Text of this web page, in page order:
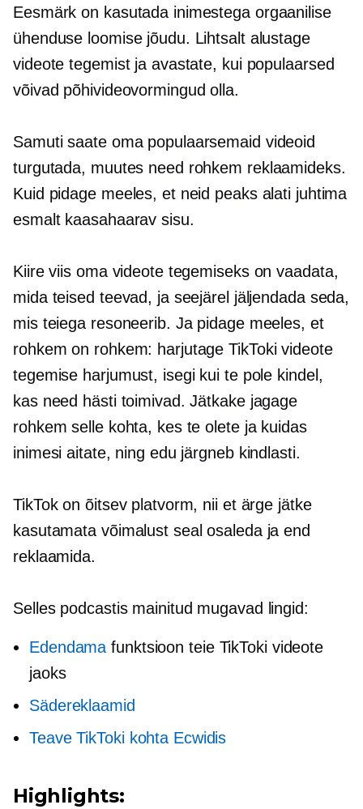
Eesmärk on kasutada inimestega orgaanilise
ühenduse loomise jõudu. Lihtsalt alustage
videote tegemist ja avastate, kui populaarsed
võivad põhivideovormingud olla.
Samuti saate oma populaarsemaid videoid
turgutada, muutes need rohkem reklaamideks.
Kuid pidage meeles, et neid peaks alati juhtima
esmalt kaasahaarav sisu.
Kiire viis oma videote tegemiseks on vaadata,
mida teised teevad, ja seejärel jäljendada seda,
mis teiega resoneerib. Ja pidage meeles, et
rohkem on rohkem: harjutage TikToki videote
tegemise harjumust, isegi kui te pole kindel,
kas need hästi toimivad. Jätkake jagage
rohkem selle kohta, kes te olete ja kuidas
inimesi aitate, ning edu järgneb kindlasti.
TikTok on õitsev platvorm, nii et ärge jätke
kasutamata võimalust seal osaleda ja end
reklaamida.
Selles podcastis mainitud mugavad lingid:
Edendama funktsioon teie TikToki videote
jaoks
Sädereklaamid
Teave TikToki kohta Ecwidis
Highlights: